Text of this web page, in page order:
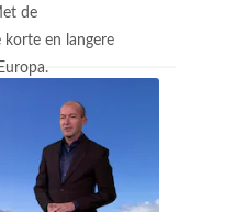
de
en langere